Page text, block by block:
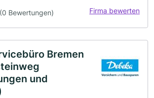
(0 Bewertungen) Firma bewerten
Bremen
und